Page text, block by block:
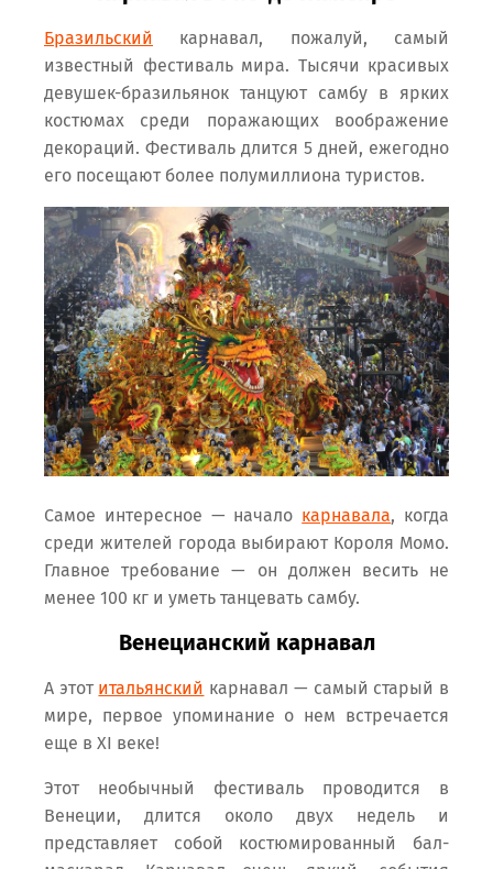
Бразильский
карнавал, пожалуй, самый
известный фестиваль мира. Тысячи красивых
девушек-бразильянок танцуют самбу в ярких
костюмах среди поражающих воображение
декораций. Фестиваль длится 5 дней, ежегодно
его посещают более полумиллиона туристов.
Самое интересное — начало карнавала, когда
среди жителей города выбирают Короля Момо.
Главное требование — он должен весить не
менее 100 кг и уметь танцевать самбу.
Венецианский карнавал
А этот итальянский карнавал — самый старый в
мире, первое упоминание о нем встречается
еще в XI веке!
Этот необычный фестиваль проводится в
Венеции, длится около двух недель и
представляет собой костюмированный бал-